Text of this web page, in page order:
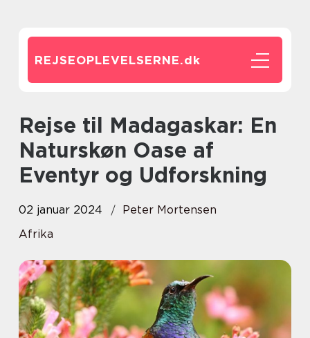
REJSEOPLEVELSERNE.dk
Rejse til Madagaskar: En
Naturskøn Oase af
Eventyr og Udforskning
02 januar 2024
Peter Mortensen
Afrika